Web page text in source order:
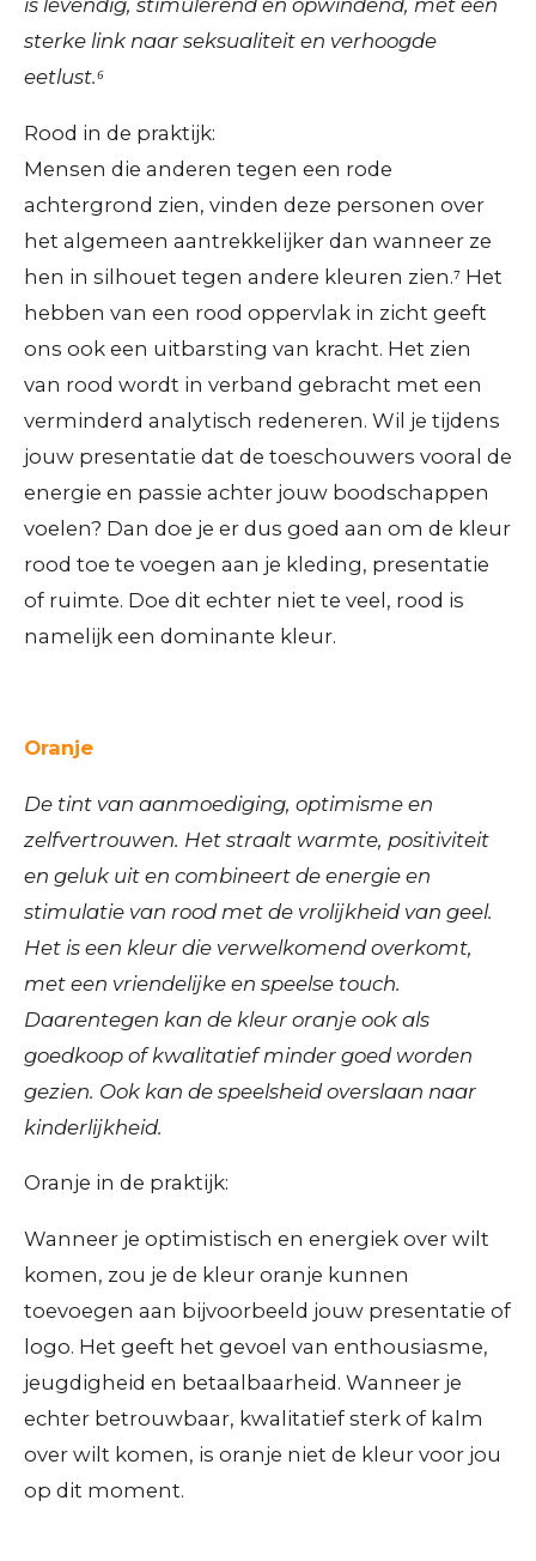
is levendig, stimulerend en opwindend, met een
sterke link naar seksualiteit en verhoogde
eetlust.⁶
Rood in de praktijk:
Mensen die anderen tegen een rode
achtergrond zien, vinden deze personen over
het algemeen aantrekkelijker dan wanneer ze
hen in silhouet tegen andere kleuren zien.⁷ Het
hebben van een rood oppervlak in zicht geeft
ons ook een uitbarsting van kracht. Het zien
van rood wordt in verband gebracht met een
verminderd analytisch redeneren. Wil je tijdens
jouw presentatie dat de toeschouwers vooral de
energie en passie achter jouw boodschappen
voelen? Dan doe je er dus goed aan om de kleur
rood toe te voegen aan je kleding, presentatie
of ruimte. Doe dit echter niet te veel, rood is
namelijk een dominante kleur.
Oranje
De tint van aanmoediging, optimisme en
zelfvertrouwen. Het straalt warmte, positiviteit
en geluk uit en combineert de energie en
stimulatie van rood met de vrolijkheid van geel.
Het is een kleur die verwelkomend overkomt,
met een vriendelijke en speelse touch.
Daarentegen kan de kleur oranje ook als
goedkoop of kwalitatief minder goed worden
gezien. Ook kan de speelsheid overslaan naar
kinderlijkheid.
Oranje in de praktijk:
Wanneer je optimistisch en energiek over wilt
komen, zou je de kleur oranje kunnen
toevoegen aan bijvoorbeeld jouw presentatie of
logo. Het geeft het gevoel van enthousiasme,
jeugdigheid en betaalbaarheid. Wanneer je
echter betrouwbaar, kwalitatief sterk of kalm
over wilt komen, is oranje niet de kleur voor jou
op dit moment.